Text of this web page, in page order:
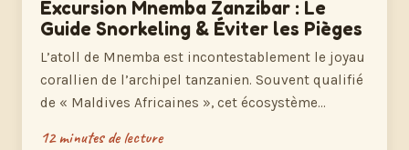
Excursion Mnemba Zanzibar : Le
Guide Snorkeling & Éviter les Pièges
L’atoll de Mnemba est incontestablement le joyau
corallien de l’archipel tanzanien. Souvent qualifié
de « Maldives Africaines », cet écosystème…
12 minutes de lecture